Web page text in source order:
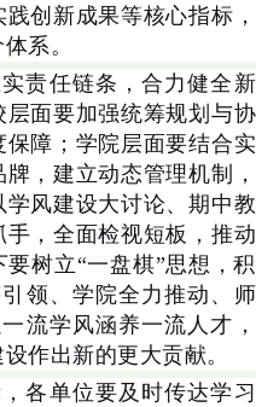
创新成果等核心指标，
系。
责任链条，合力健全新
面要加强统筹规划与协
障；学院层面要结合实
，建立动态管理机制，
风建设大讨论、期中教
，全面检视短板，推动
树立“一盘棋”思想，积
领、学院全力推动、师
流学风涵养一流人才，
作出新的更大贡献。
各单位要及时传达学习